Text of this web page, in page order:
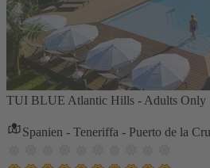
TUI BLUE Atlantic Hills - Adults Only
Spanien - Teneriffa - Puerto de la